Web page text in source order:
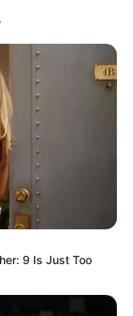
csúszott az
Lövő és
is elakadt.
9 Is Just Too